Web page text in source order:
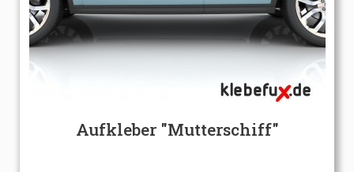
Aufkleber "Mutterschiff"